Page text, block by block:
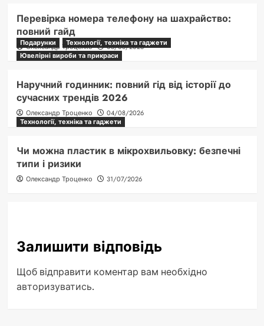
Перевірка номера телефону на шахрайство:
повний гайд
Олександр Троценко 05/08/2026
Подарунки
Технології, техніка та гаджети
Ювелірні вироби та прикраси
Наручний годинник: повний гід від історії до
сучасних трендів 2026
Олександр Троценко
04/08/2026
Технології, техніка та гаджети
Чи можна пластик в мікрохвильовку: безпечні
типи і ризики
Олександр Троценко 31/07/2026
Залишити відповідь
Щоб відправити коментар вам необхідно
авторизуватись.